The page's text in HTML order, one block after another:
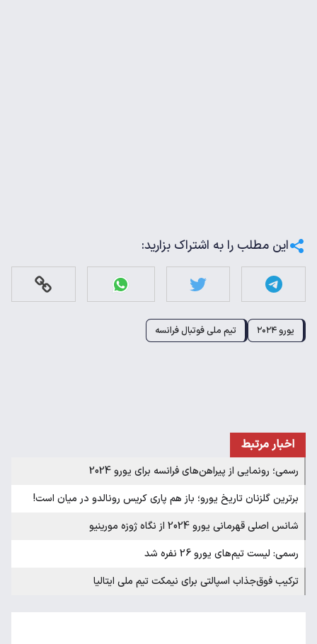
این مطلب را به اشتراک بزارید:
یورو ۲۰۲۴ تیم ملی فوتبال فرانسه
اخبار مرتبط
رسمی؛ رونمایی از پیراهن‌های فرانسه برای یورو 2024
برترین گلزنان تاریخ یورو؛ باز هم پاری کریس رونالدو در میان است!
شانس اصلی قهرمانی یورو 2024 از نگاه ژوزه مورینیو
رسمی: لیست تیم‌های یورو 26 نفره شد
ترکیب فوق‌جذاب اسپالتی برای نیمکت تیم ملی ایتالیا